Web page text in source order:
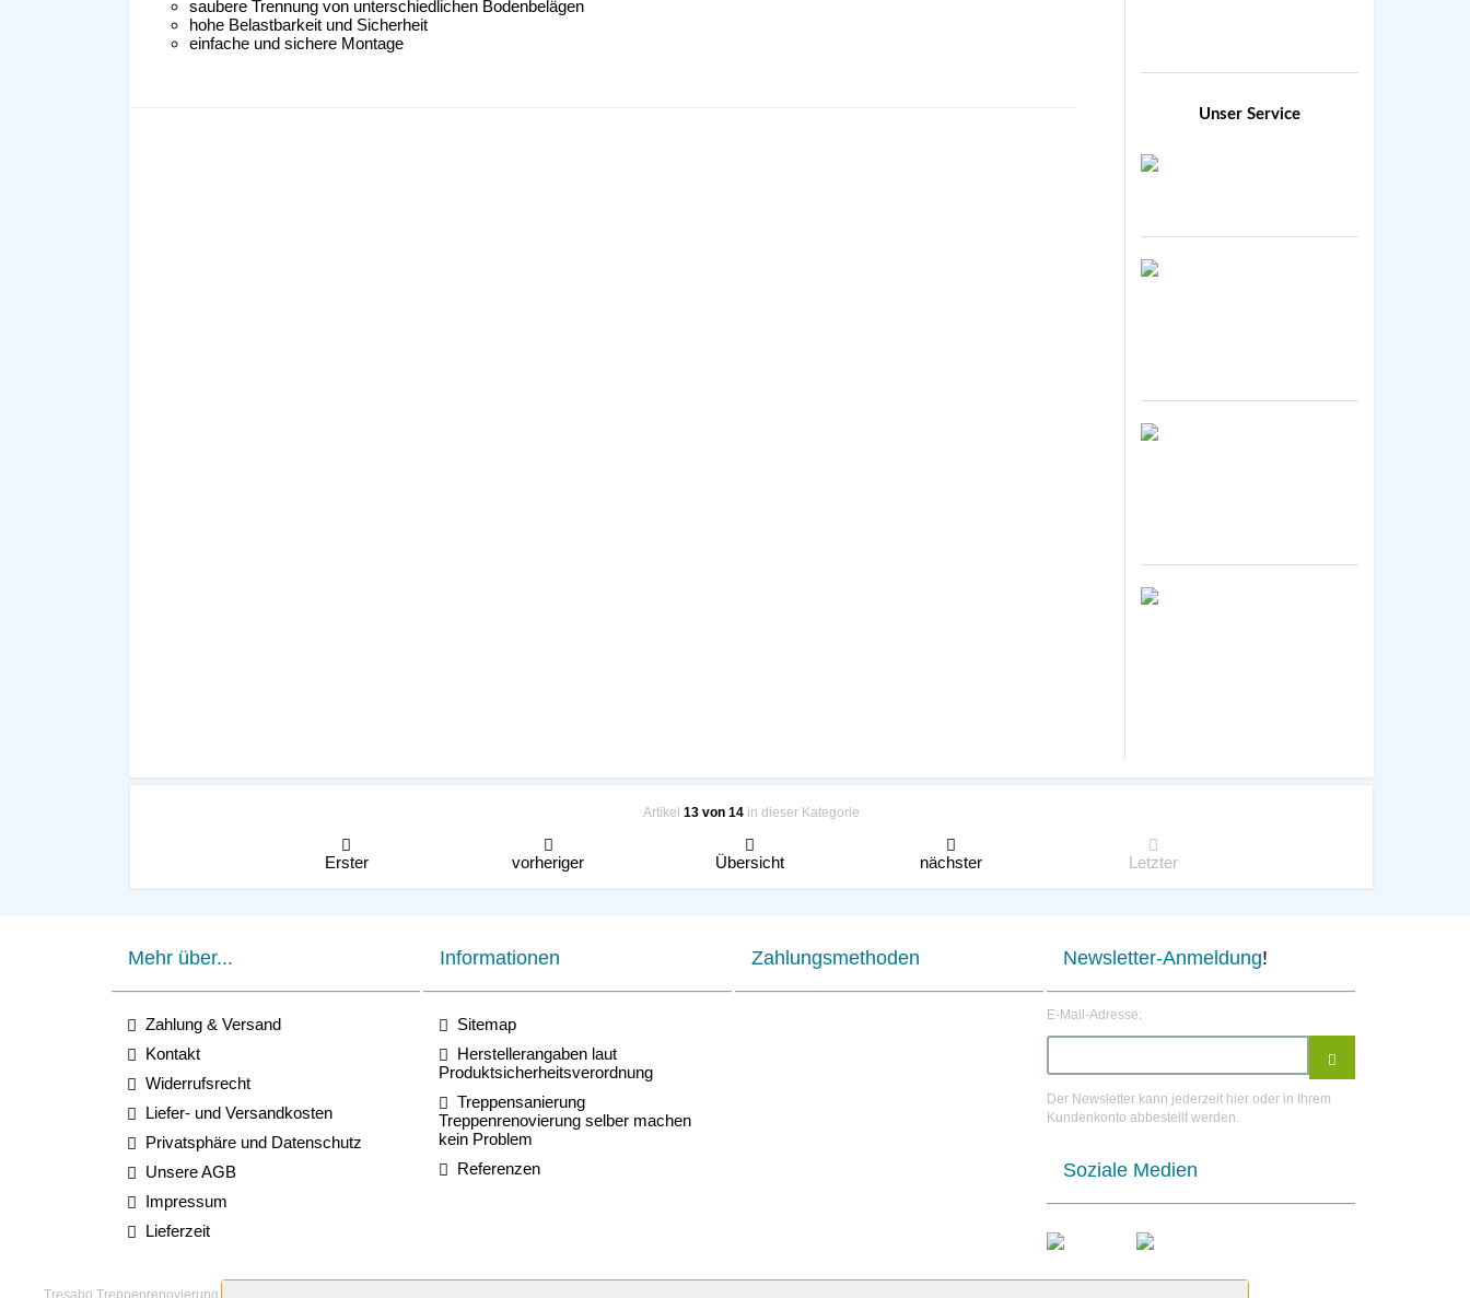
saubere Trennung von unterschiedlichen Bodenbelägen
hohe Belastbarkeit und Sicherheit
einfache und sichere Montage
Unser Service
Artikel 13 von 14 in dieser Kategorie
Erster vorheriger Übersicht nächster Letzter
Mehr über...
Zahlung & Versand
Kontakt
Widerrufsrecht
Liefer- und Versandkosten
Privatsphäre und Datenschutz
Unsere AGB
Impressum
Lieferzeit
Informationen
Sitemap
Herstellerangaben laut
Produktsicherheitsverordnung
Treppensanierung
Treppenrenovierung selber machen
kein Problem
Referenzen
Zahlungsmethoden Newsletter-Anmeldung!
E-Mail-Adresse:
Der Newsletter kann jederzeit hier oder in Ihrem
Kundenkonto abbestellt werden.
Soziale Medien
Tresabo Treppenrenovierung © 2026 Tresabo